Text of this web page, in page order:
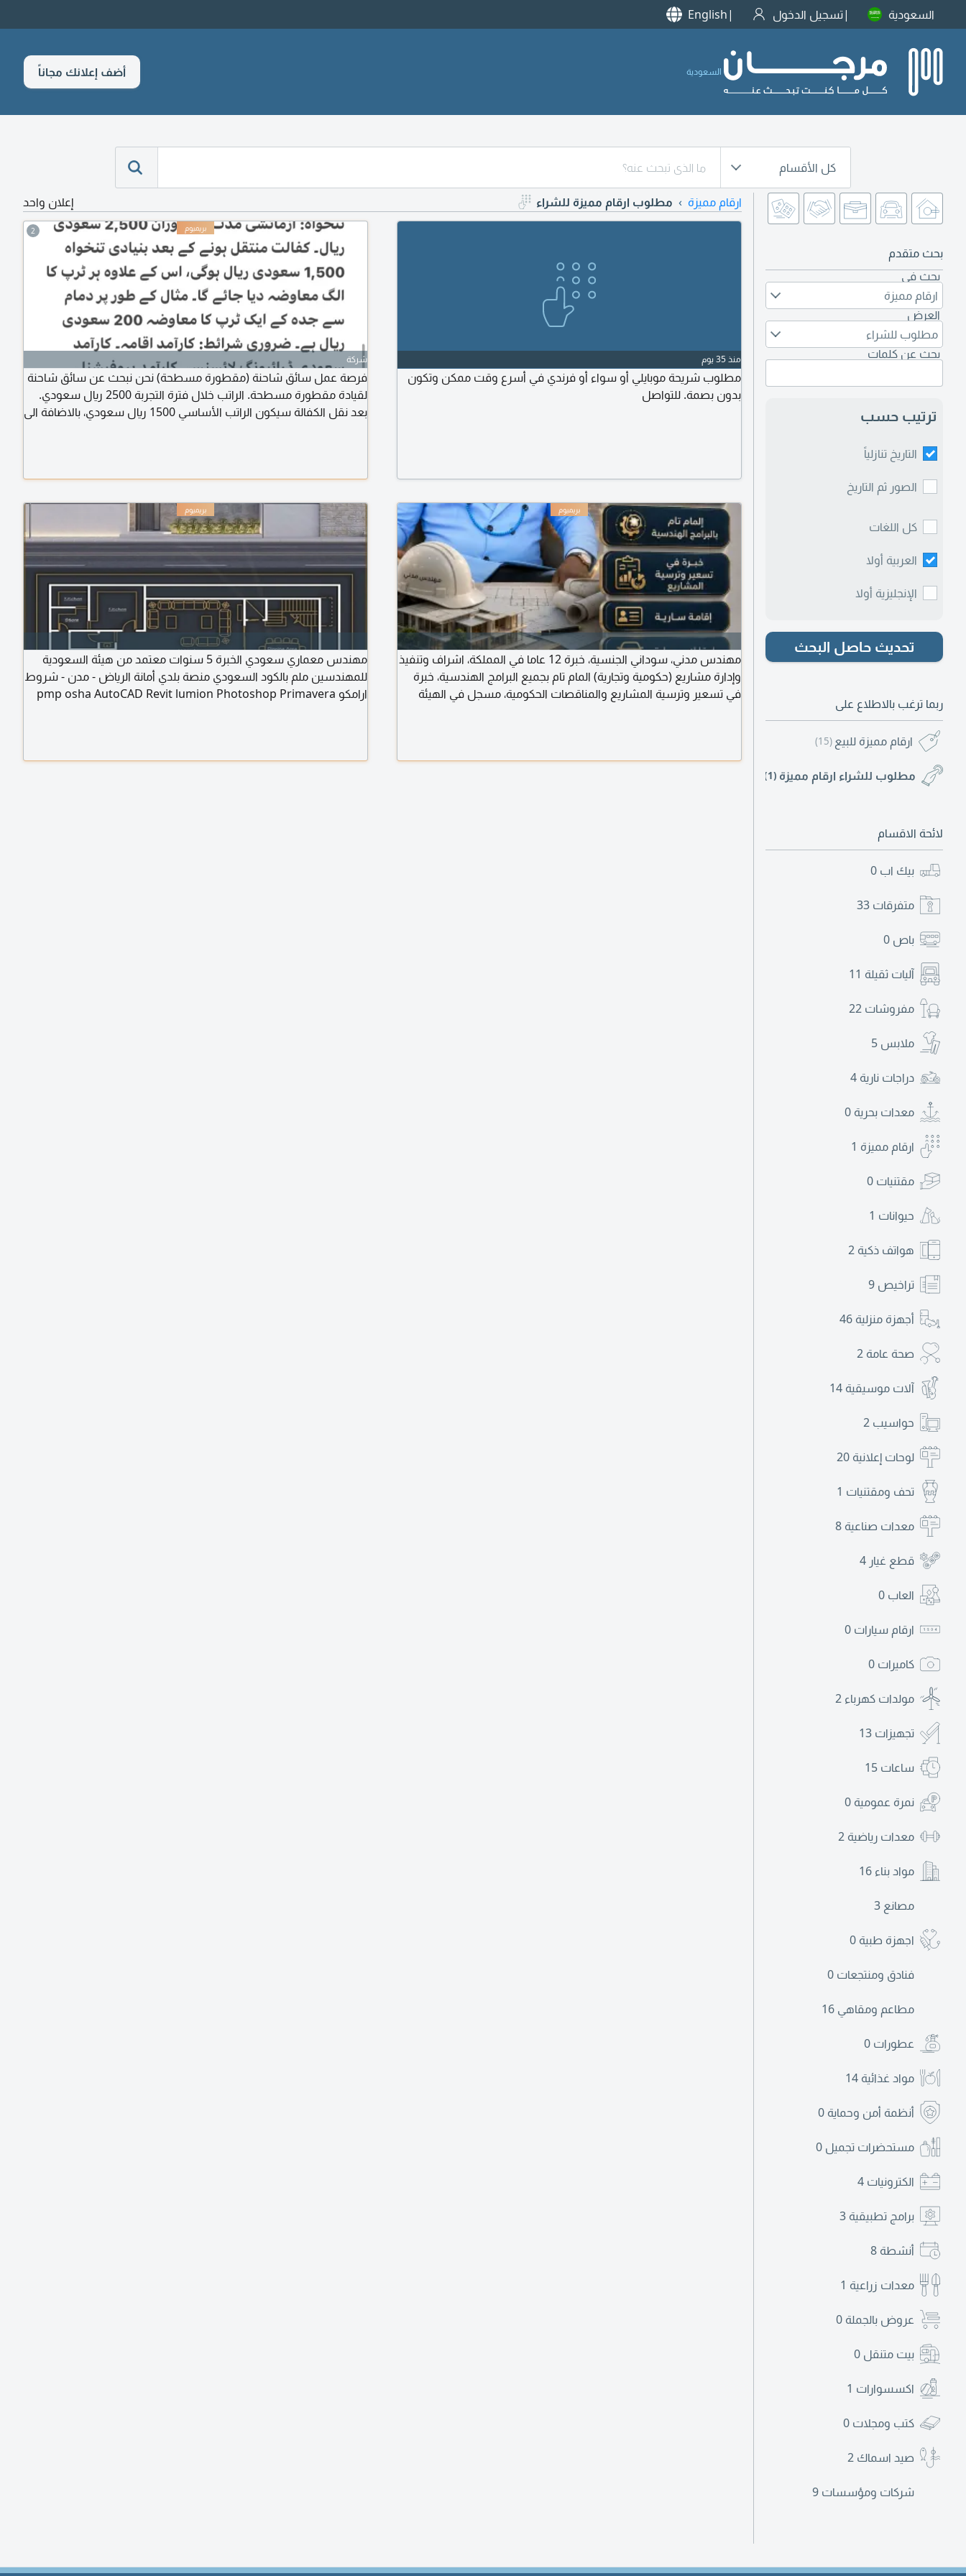
السعودية تسجيل الدخول English
السعودية أضف إعلانك مجاناً
كل الأقسام
بحث متقدم
بحث في
ارقام مميزة
العرض
مطلوب للشراء
بحث عن كلمات
ترتيب حسب
التاريخ تنازلياً
الصور ثم التاريخ
كل اللغات
العربية أولا
الإنجليزية أولا
تحديث حاصل البحث
ربما ترغب بالاطلاع على
ارقام مميزة للبيع (15)
مطلوب للشراء ارقام مميزة (1)
لائحة الاقسام
بيك اب 0
متفرقات 33
باص 0
آليات ثقيلة 11
مفروشات 22
ملابس 5
دراجات نارية 4
معدات بحرية 0
ارقام مميزة 1
مقتنيات 0
حيوانات 1
هواتف ذكية 2
تراخيص 9
أجهزة منزلية 46
صحة عامة 2
آلات موسيقية 14
حواسيب 2
لوحات إعلانية 20
تحف ومقتنيات 1
معدات صناعية 8
قطع غيار 4
العاب 0
ارقام سيارات 0
كاميرات 0
مولدات كهرباء 2
تجهيزات 13
ساعات 15
نمرة عمومية 0
معدات رياضية 2
مواد بناء 16
مصانع 3
اجهزة طبية 0
فنادق ومنتجعات 0
مطاعم ومقاهي 16
عطورات 0
مواد غذائية 14
أنظمة أمن وحماية 0
مستحضرات تجميل 0
الكترونيات 4
برامج تطبيقية 3
أنشطة 8
معدات زراعية 1
عروض بالجملة 0
بيت متنقل 0
اكسسوارات 1
كتب ومجلات 0
صيد اسماك 2
شركات ومؤسسات 9
ارقام مميزة مطلوب ارقام مميزة للشراء إعلان واحد
منذ 35 يوم
مطلوب شريحة موبايلي أو سواء أو فرندي في أسرع وقت ممكن وتكون
بدون بصمة. للتواصل
2
شركة
فرصة عمل سائق شاحنة (مقطورة مسطحة) نحن نبحث عن سائق شاحنة
لقيادة مقطورة مسطحة. الراتب خلال فترة التجربة 2500 ريال سعودي.
بعد نقل الكفالة سيكون الراتب الأساسي 1500 ريال سعودي، بالاضافة الى
مهندس مدني، سوداني الجنسية، خبرة 12 عاما في المملكة، اشراف وتنفيذ
وإدارة مشاريع (حكومية وتجارية) المام تام بجميع البرامج الهندسية، خبرة
في تسعير وترسية المشاريع والمناقصات الحكومية، مسجل في الهيئة
مهندس معماري سعودي الخبرة 5 سنوات معتمد من هيئة السعودية
للمهندسين ملم بالكود السعودي منصة بلدي أمانة الرياض - مدن - شروط
ارامكو pmp osha AutoCAD Revit lumion Photoshop Primavera